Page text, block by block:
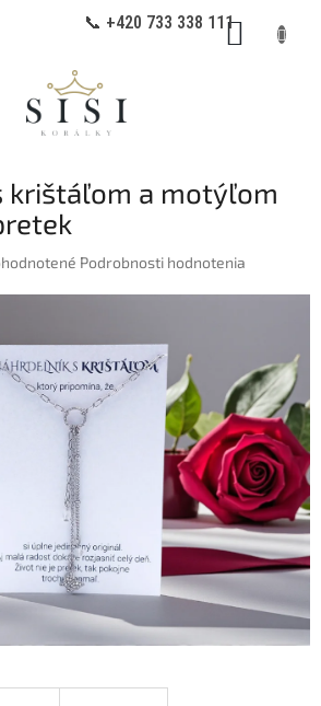
📞 +420 733 338 111
krištáľom a motýľom
Podrobnosti hodnotenia